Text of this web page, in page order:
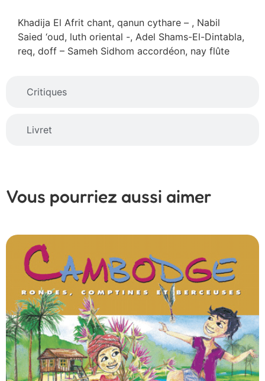
Critiques
Livret
Khadija El Afrit chant, qanun cythare – , Nabil
Saied ‘oud, luth oriental -, Adel Shams-El-Dintabla,
req, doff – Sameh Sidhom accordéon, nay flûte
Vous pourriez aussi aimer